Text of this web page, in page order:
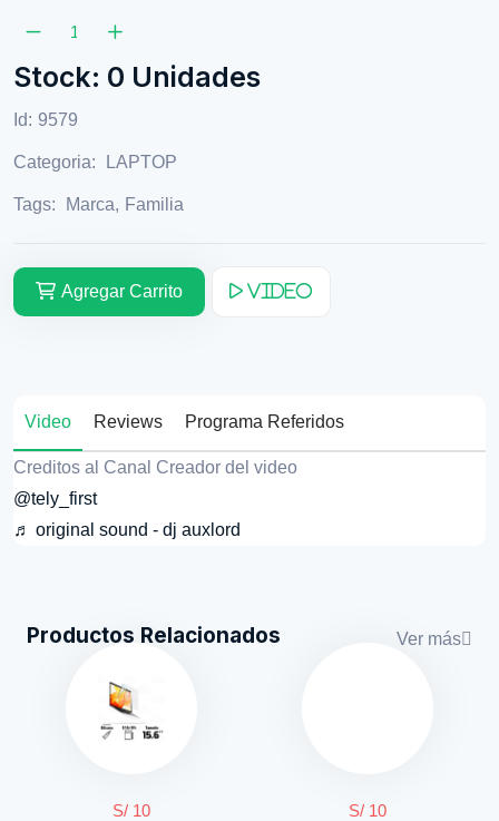
Stock: 0 Unidades
Id: 9579
Categoria: LAPTOP
Tags: Marca, Familia
Agregar Carrito Video
Video Reviews Programa Referidos
Creditos al Canal Creador del video
@tely_first
♬ original sound - dj auxlord
Productos Relacionados Ver más
S/ 10 S/ 10